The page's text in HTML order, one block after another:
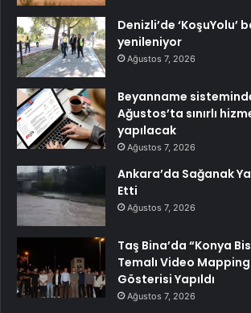
Denizli’de ‘KoşuYolu’
yenileniyor
Ağustos 7, 2026
Beyanname
Ağustos’ta sınırlı
yapılacak
Ağustos 7, 2026
Ankara’da Sağanak
Etti
Ağustos 7, 2026
Taş Bina’da “Konya
Temalı Video
Gösterisi Yapıldı
Ağustos 7, 2026